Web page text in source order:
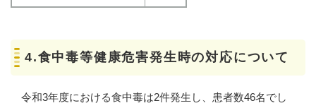
4.食中毒等健康危害発生時の対応について
令和3年度における食中毒は2件発生し、患者数46名でし